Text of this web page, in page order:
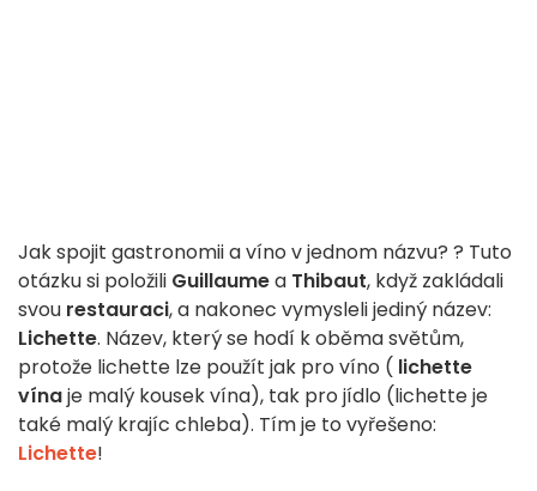
Jak spojit gastronomii a víno v jednom názvu? ? Tuto
otázku si položili Guillaumea Thibaut, když zakládali
svou restauraci, a nakonec vymysleli jediný název:
Lichette. Název, který se hodí k oběma světům,
protože lichette lze použít jak pro víno ( lichette
vínaje malý kousek vína), tak pro jídlo (lichette je
také malý krajíc chleba). Tím je to vyřešeno:
Lichette!